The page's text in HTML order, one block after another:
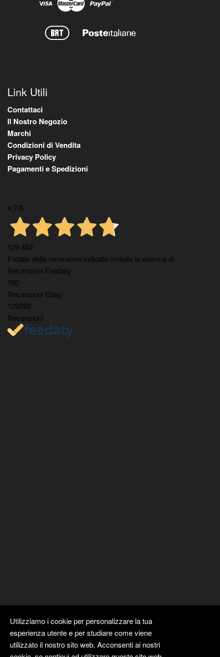
Link Utili
Contattaci
Il Nostro Negozio
Marchi
Condizioni di Vendita
Privacy Policy
Pagamenti e Spedizioni
4,7/5
129.452
Il totale delle recensioni indicate include la somma di:
Recensioni Feedaty
160
Recensioni Ebay
129292
Recensioni
Utilizziamo i cookie per personalizzare la tua
esperienza utente e per studiare come viene
utilizzato il nostro sito web. Acconsenti ai nostri